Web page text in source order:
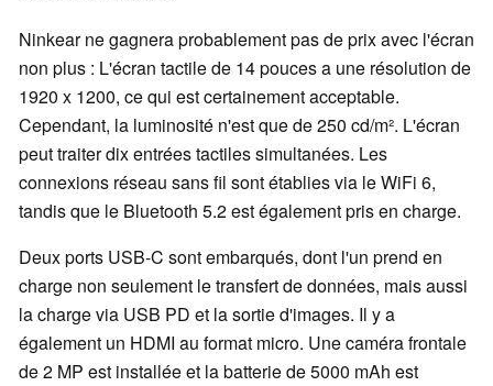
Ninkear ne gagnera probablement pas de prix avec l'écran
non plus : L'écran tactile de 14 pouces a une résolution de
1920 x 1200, ce qui est certainement acceptable.
Cependant, la luminosité n'est que de 250 cd/m². L'écran
peut traiter dix entrées tactiles simultanées. Les
connexions réseau sans fil sont établies via le WiFi 6,
tandis que le Bluetooth 5.2 est également pris en charge.
Deux ports USB-C sont embarqués, dont l'un prend en
charge non seulement le transfert de données, mais aussi
la charge via USB PD et la sortie d'images. Il y a
également un HDMI au format micro. Une caméra frontale
de 2 MP est installée et la batterie de 5000 mAh est